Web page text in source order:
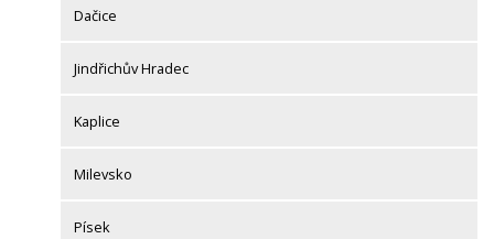
Dačice
Jindřichův Hradec
Kaplice
Milevsko
Písek